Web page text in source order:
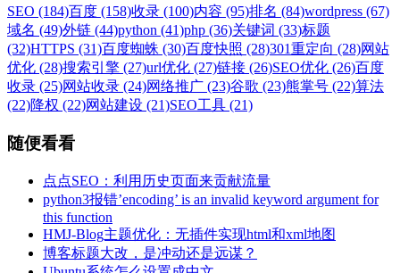
SEO (184)百度 (158)收录 (100)内容 (95)排名 (84)wordpress (67)
域名 (49)外链 (44)python (41)php (36)关键词 (33)标题
(32)HTTPS (31)百度蜘蛛 (30)百度快照 (28)301重定向 (28)网站
优化 (28)搜索引擎 (27)url优化 (27)链接 (26)SEO优化 (26)百度
收录 (25)网站收录 (24)网络推广 (23)谷歌 (23)熊掌号 (22)算法
(22)降权 (22)网站建设 (21)SEO工具 (21)
随便看看
点点SEO：利用历史页面来贡献流量
python3报错’encoding’ is an invalid keyword argument for
this function
HMJ-Blog主题优化：无插件实现html和xml地图
博客标题大改，是冲动还是远谋？